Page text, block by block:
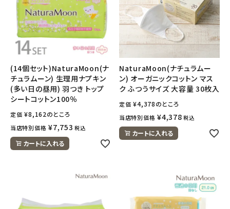
(14個セット)NaturaMoon(ナ
チュラムーン) 生理用ナプキン
(多い日の昼用) 羽つき トップ
シートコットン100％
定価 ¥8,162のところ
当店特別価格 ¥7,753 税込
カートに入れる
NaturaMoon(ナチュラムー
ン) オーガニックコットン マス
ク ふつうサイズ 大容量 30枚入
定価 ¥4,378のところ
当店特別価格 ¥4,378 税込
カートに入れる